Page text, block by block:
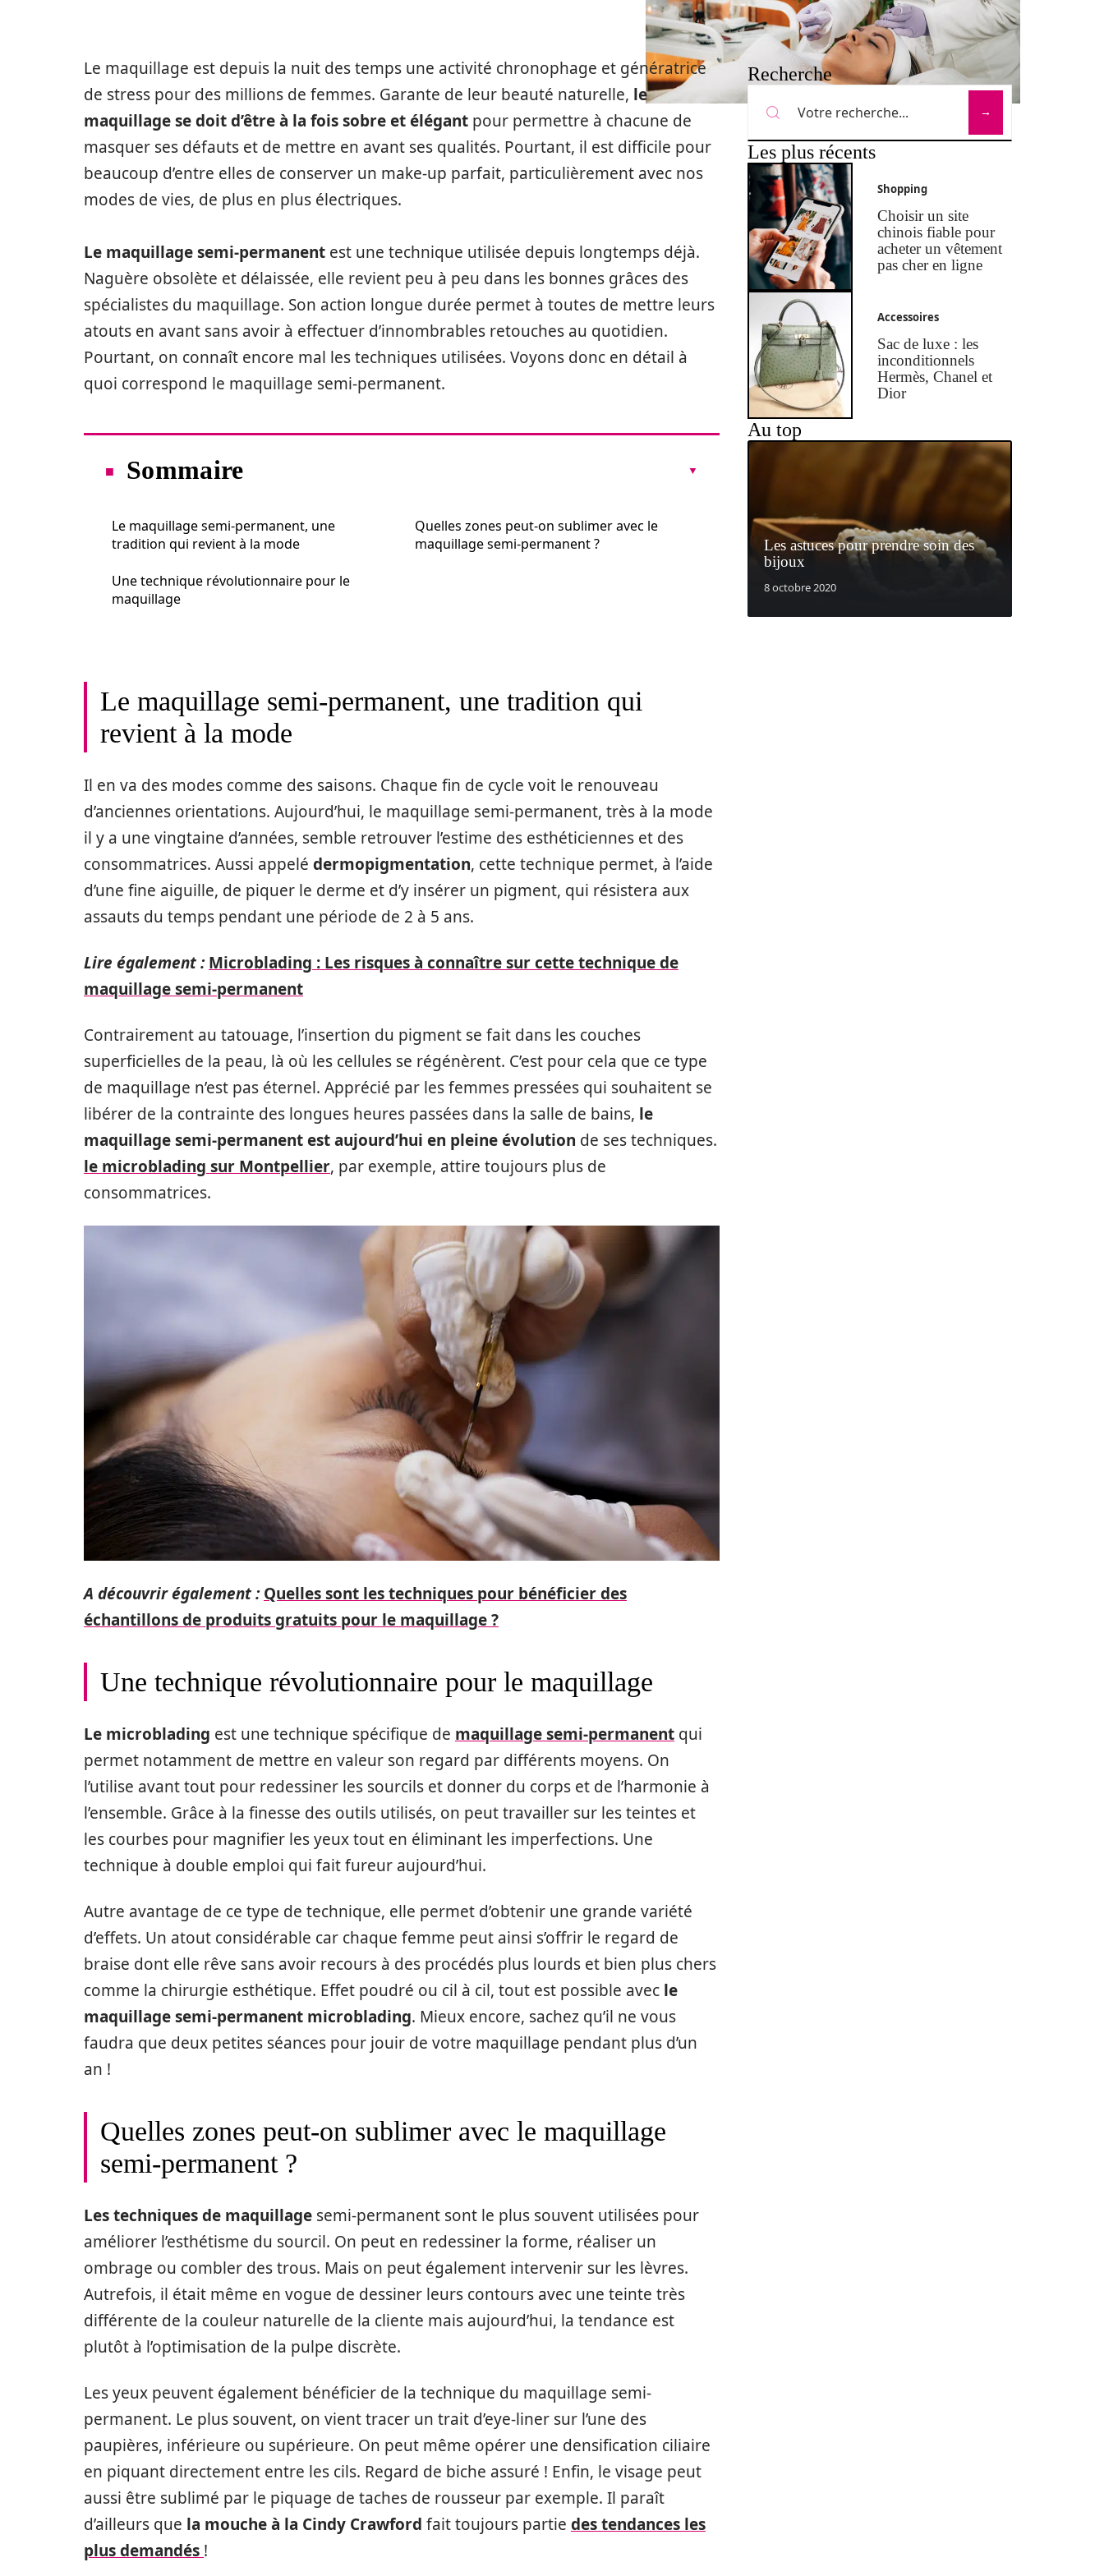
Le maquillage est depuis la nuit des temps une activité chronophage et génératrice
de stress pour des millions de femmes. Garante de leur beauté naturelle, le
maquillage se doit d’être à la fois sobre et élégant pour permettre à chacune de
masquer ses défauts et de mettre en avant ses qualités. Pourtant, il est difficile pour
beaucoup d’entre elles de conserver un make-up parfait, particulièrement avec nos
modes de vies, de plus en plus électriques.
Le maquillage semi-permanent est une technique utilisée depuis longtemps déjà.
Naguère obsolète et délaissée, elle revient peu à peu dans les bonnes grâces des
spécialistes du maquillage. Son action longue durée permet à toutes de mettre leurs
atouts en avant sans avoir à effectuer d’innombrables retouches au quotidien.
Pourtant, on connaît encore mal les techniques utilisées. Voyons donc en détail à
quoi correspond le maquillage semi-permanent.
Sommaire
Le maquillage semi-permanent, une
tradition qui revient à la mode
Une technique révolutionnaire pour le
maquillage
Quelles zones peut-on sublimer avec le
maquillage semi-permanent ?
Le maquillage semi-permanent, une tradition qui
revient à la mode
Il en va des modes comme des saisons. Chaque fin de cycle voit le renouveau
d’anciennes orientations. Aujourd’hui, le maquillage semi-permanent, très à la mode
il y a une vingtaine d’années, semble retrouver l’estime des esthéticiennes et des
consommatrices. Aussi appelé dermopigmentation, cette technique permet, à l’aide
d’une fine aiguille, de piquer le derme et d’y insérer un pigment, qui résistera aux
assauts du temps pendant une période de 2 à 5 ans.
Lire également : Microblading : Les risques à connaître sur cette technique de
maquillage semi-permanent
Contrairement au tatouage, l’insertion du pigment se fait dans les couches
superficielles de la peau, là où les cellules se régénèrent. C’est pour cela que ce type
de maquillage n’est pas éternel. Apprécié par les femmes pressées qui souhaitent se
libérer de la contrainte des longues heures passées dans la salle de bains, le
maquillage semi-permanent est aujourd’hui en pleine évolution de ses techniques.
le microblading sur Montpellier, par exemple, attire toujours plus de
consommatrices.
A découvrir également : Quelles sont les techniques pour bénéficier des
échantillons de produits gratuits pour le maquillage ?
Une technique révolutionnaire pour le maquillage
Le microblading est une technique spécifique de maquillage semi-permanent qui
permet notamment de mettre en valeur son regard par différents moyens. On
l’utilise avant tout pour redessiner les sourcils et donner du corps et de l’harmonie à
l’ensemble. Grâce à la finesse des outils utilisés, on peut travailler sur les teintes et
les courbes pour magnifier les yeux tout en éliminant les imperfections. Une
technique à double emploi qui fait fureur aujourd’hui.
Autre avantage de ce type de technique, elle permet d’obtenir une grande variété
d’effets. Un atout considérable car chaque femme peut ainsi s’offrir le regard de
braise dont elle rêve sans avoir recours à des procédés plus lourds et bien plus chers
comme la chirurgie esthétique. Effet poudré ou cil à cil, tout est possible avec le
maquillage semi-permanent microblading. Mieux encore, sachez qu’il ne vous
faudra que deux petites séances pour jouir de votre maquillage pendant plus d’un
an !
Quelles zones peut-on sublimer avec le maquillage
semi-permanent ?
Les techniques de maquillage semi-permanent sont le plus souvent utilisées pour
améliorer l’esthétisme du sourcil. On peut en redessiner la forme, réaliser un
ombrage ou combler des trous. Mais on peut également intervenir sur les lèvres.
Autrefois, il était même en vogue de dessiner leurs contours avec une teinte très
différente de la couleur naturelle de la cliente mais aujourd’hui, la tendance est
plutôt à l’optimisation de la pulpe discrète.
Les yeux peuvent également bénéficier de la technique du maquillage semi-
permanent. Le plus souvent, on vient tracer un trait d’eye-liner sur l’une des
paupières, inférieure ou supérieure. On peut même opérer une densification ciliaire
en piquant directement entre les cils. Regard de biche assuré ! Enfin, le visage peut
aussi être sublimé par le piquage de taches de rousseur par exemple. Il paraît
d’ailleurs que la mouche à la Cindy Crawford fait toujours partie des tendances les
plus demandés !
Recherche
Les plus récents
Shopping
Choisir un site
chinois fiable pour
acheter un vêtement
pas cher en ligne
Accessoires
Sac de luxe : les
inconditionnels
Hermès, Chanel et
Dior
Au top
Les astuces pour prendre soin des
bijoux
8 octobre 2020